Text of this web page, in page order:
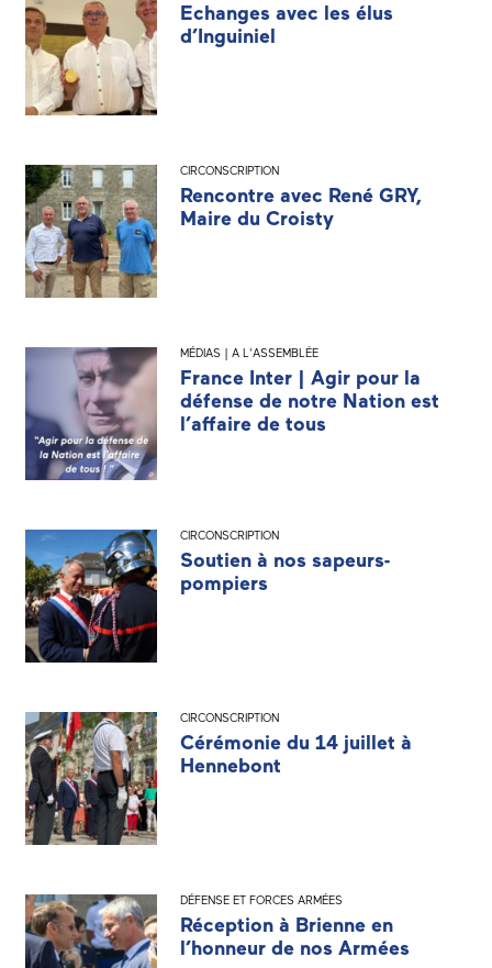
Echanges avec les élus
d’Inguiniel
CIRCONSCRIPTION
Rencontre avec René GRY,
Maire du Croisty
MÉDIAS | A L'ASSEMBLÉE
France Inter | Agir pour la
défense de notre Nation est
l’affaire de tous
CIRCONSCRIPTION
Soutien à nos sapeurs-
pompiers
CIRCONSCRIPTION
Cérémonie du 14 juillet à
Hennebont
DÉFENSE ET FORCES ARMÉES
Réception à Brienne en
l’honneur de nos Armées